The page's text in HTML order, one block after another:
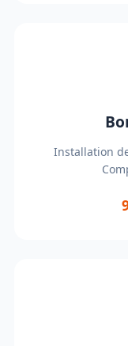
Installation